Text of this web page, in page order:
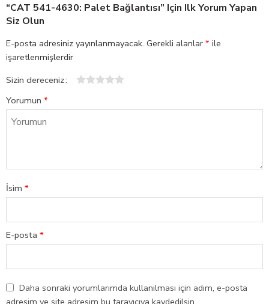
“CAT 541-4630: Palet Bağlantısı” Için Ilk Yorum Yapan
Siz Olun
E-posta adresiniz yayınlanmayacak. Gerekli alanlar * ile
işaretlenmişlerdir
Sizin dereceniz
Yorumun *
İsim *
E-posta *
Daha sonraki yorumlarımda kullanılması için adım, e-posta
adresim ve site adresim bu tarayıcıya kaydedilsin.